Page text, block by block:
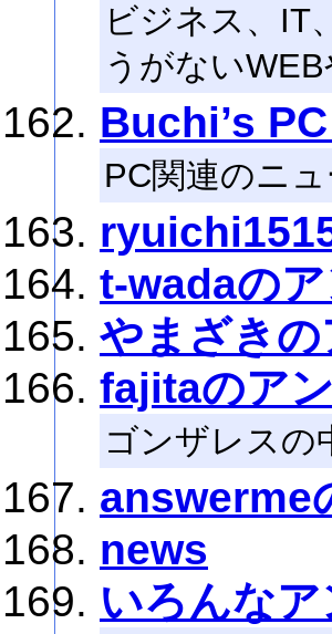
ビジネス、IT
うがない
Buchi’s
PC関連のニ
t-wadaの
やまざき
fajitaのア
ゴンザレスの
answerme
news
いろんな